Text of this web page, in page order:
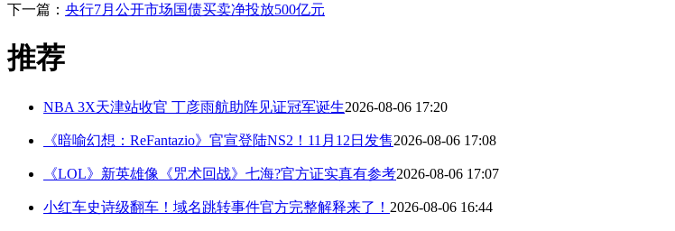
下一篇： 央行7月公开市场国债买卖净投放500亿元
推荐
NBA 3X天津站收官 丁彦雨航助阵见证冠军诞生2026-08-06 17:20
《暗喻幻想：ReFantazio》官宣登陆NS2！11月12日发售2026-08-06 17:08
《LOL》新英雄像《咒术回战》七海?官方证实真有参考2026-08-06 17:07
小红车史诗级翻车！域名跳转事件官方完整解释来了！ 2026-08-06 16:44